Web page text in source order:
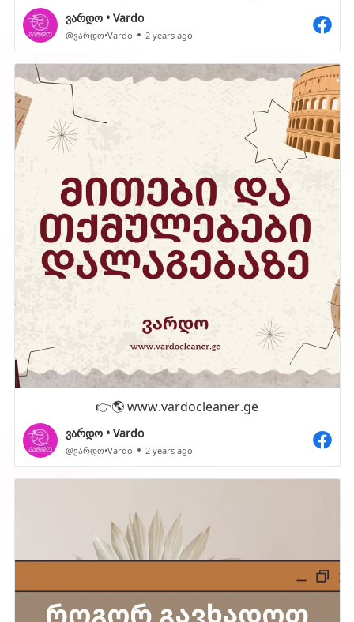
ვარდო • Vardo
@ვარდო•Vardo 2 years ago
👉🌎 www.vardocleaner.ge
ვარდო • Vardo
@ვარდო•Vardo 2 years ago